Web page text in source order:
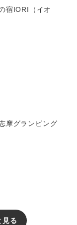
宿IORI（イオ
摩グランピング
見る